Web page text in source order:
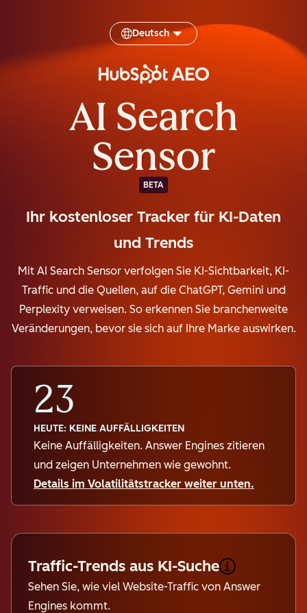
Deutsch
AI Search
Sensor
BETA
Ihr kostenloser Tracker für KI-Daten
und Trends
Mit AI Search Sensor verfolgen Sie KI-Sichtbarkeit, KI-
Traffic und die Quellen, auf die ChatGPT, Gemini und
Perplexity verweisen. So erkennen Sie branchenweite
Veränderungen, bevor sie sich auf Ihre Marke auswirken.
23
HEUTE: KEINE AUFFÄLLIGKEITEN
Keine Auffälligkeiten. Answer Engines zitieren
und zeigen Unternehmen wie gewohnt.
Details im Volatilitätstracker weiter unten.
Traffic-Trends aus KI-Suche
Sehen Sie, wie viel Website-Traffic von Answer
Engines kommt.